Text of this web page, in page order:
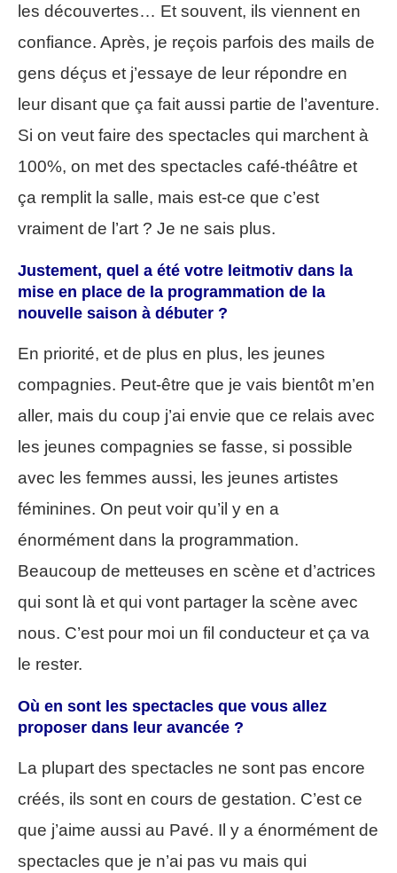
les découvertes… Et souvent, ils viennent en
confiance. Après, je reçois parfois des mails de
gens déçus et j’essaye de leur répondre en
leur disant que ça fait aussi partie de l’aventure.
Si on veut faire des spectacles qui marchent à
100%, on met des spectacles café-théâtre et
ça remplit la salle, mais est-ce que c’est
vraiment de l’art ? Je ne sais plus.
Justement, quel a été votre leitmotiv dans la
mise en place de la programmation de la
nouvelle saison à débuter ?
En priorité, et de plus en plus, les jeunes
compagnies. Peut-être que je vais bientôt m’en
aller, mais du coup j’ai envie que ce relais avec
les jeunes compagnies se fasse, si possible
avec les femmes aussi, les jeunes artistes
féminines. On peut voir qu’il y en a
énormément dans la programmation.
Beaucoup de metteuses en scène et d’actrices
qui sont là et qui vont partager la scène avec
nous. C’est pour moi un fil conducteur et ça va
le rester.
Où en sont les spectacles que vous allez
proposer dans leur avancée ?
La plupart des spectacles ne sont pas encore
créés, ils sont en cours de gestation. C’est ce
que j’aime aussi au Pavé. Il y a énormément de
spectacles que je n’ai pas vu mais qui